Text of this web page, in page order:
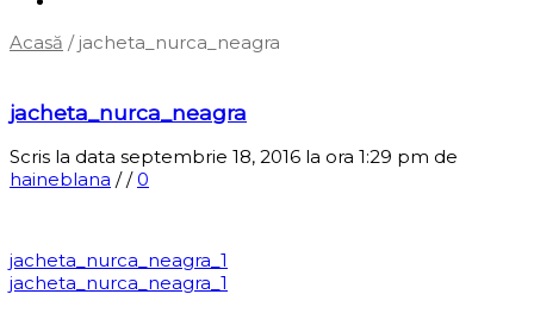
Acasă / jacheta_nurca_neagra
jacheta_nurca_neagra
Scris la data septembrie 18, 2016 la ora 1:29 pm de
haineblana //0
jacheta_nurca_neagra_1
jacheta_nurca_neagra_1